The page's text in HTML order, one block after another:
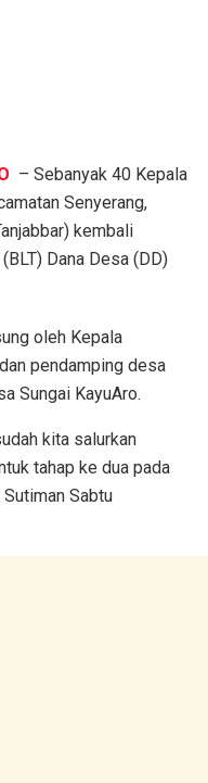
– Sebanyak 40 Kepala
Senyerang,
kembali
Dana Desa (DD)
oleh Kepala
pendamping desa
Sungai KayuAro.
kita salurkan
tahap ke dua pada
Sabtu